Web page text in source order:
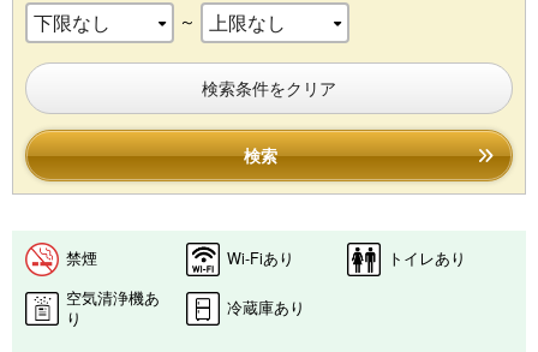
～
検索条件をクリア
検索
禁煙 Wi-Fiあり
トイレあり
空気清浄機あ
り
冷蔵庫あり